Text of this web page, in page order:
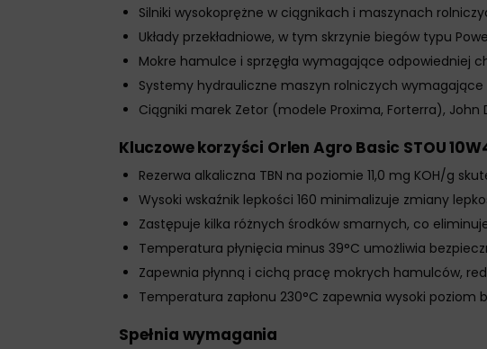
Silniki wysokoprężne w ciągnikach i maszynach
Układy przekładniowe, w tym skrzynie biegów typu
Mokre hamulce i sprzęgła wymagające odpowiedniej
Systemy hydrauliczne maszyn rolniczych wymagające
Ciągniki marek Zetor (modele Proxima, Forterra), John
Kluczowe korzyści Orlen Agro Basic STOU
Rezerwa alkaliczna TBN na poziomie 11,0 mg KOH/g
Wysoki wskaźnik lepkości 160 minimalizuje zmiany
Zastępuje kilka różnych środków smarnych, co
Temperatura płynięcia minus 39°C umożliwia
Zapewnia płynną i cichą pracę mokrych hamulców,
Temperatura zapłonu 230°C zapewnia wysoki
Spełnia wymagania